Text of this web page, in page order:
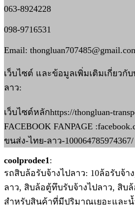
063-8924228
098-9716531
Email:
เว็บไซต์ และข้อมูลเพิ่มเติมเกี่ยวกั
ลาว:
เว็บไซต์หลักhttps://thongluan-
FACEBOOK FANPAGE
ขนส่ง-ไทย-ลาว-100064785974367/
coolprodee1:
รถสิบล้อรับจ้างไปลาว: 10ล้อรับจ้า
ลาว, สิบล้อตู้ทึบรับจ้างไปลาว, สิบล้
สำหรับสินค้าที่มีปริมาณเยอะและ